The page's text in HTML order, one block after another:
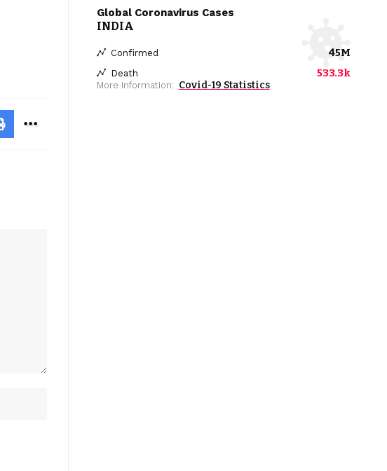
Global Coronavirus Cases
INDIA
Confirmed 45M
Death 533.3k
More Information: Covid-19 Statistics